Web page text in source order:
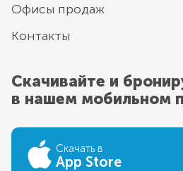
Офисы продаж
Контакты
Скачивайте и
в нашем мобильном
Скачать в
App Store